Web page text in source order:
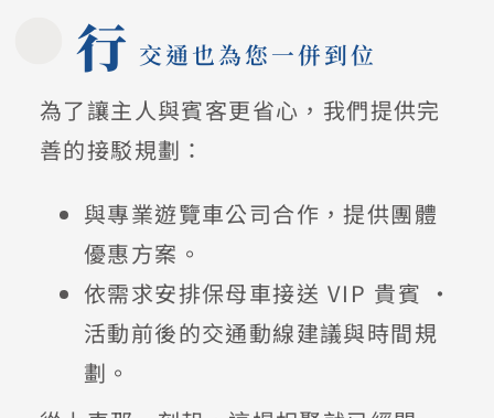
行 交通也為您一併到位
為了讓主人與賓客更省心，我們提供完
善的接駁規劃：
與專業遊覽車公司合作，提供團體
優惠方案。
依需求安排保母車接送 VIP 貴賓 ・
活動前後的交通動線建議與時間規
劃。